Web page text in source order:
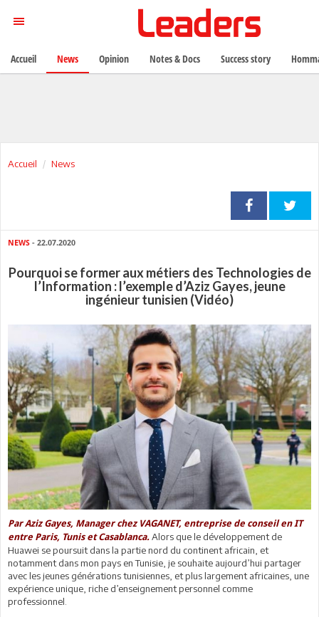
Accueil News
NEWS - 22.07.2020
Pourquoi se former aux métiers des Technologies de
l’Information : l’exemple d’Aziz Gayes, jeune
ingénieur tunisien (Vidéo)
Par Aziz Gayes, Manager chez VAGANET, entreprise de conseil en IT
entre Paris, Tunis et Casablanca. Alors que le développement de
Huawei se poursuit dans la partie nord du continent africain, et
notamment dans mon pays en Tunisie, je souhaite aujourd’hui partager
avec les jeunes générations tunisiennes, et plus largement africaines, une
expérience unique, riche d’enseignement personnel comme
professionnel.
Accueil News Opinion Notes & Docs Success story